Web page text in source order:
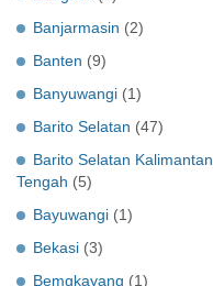
Banjarmasin (2)
Banten (9)
Banyuwangi (1)
Barito Selatan (47)
Barito Selatan Kalimantan
Tengah (5)
Bayuwangi (1)
Bekasi (3)
Bemgkayang (1)